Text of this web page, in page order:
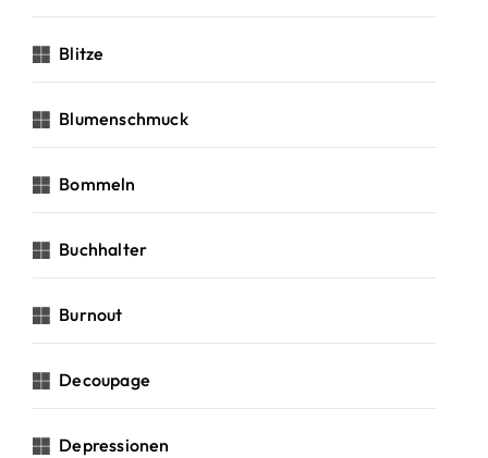
Blitze
Blumenschmuck
Bommeln
Buchhalter
Burnout
Decoupage
Depressionen